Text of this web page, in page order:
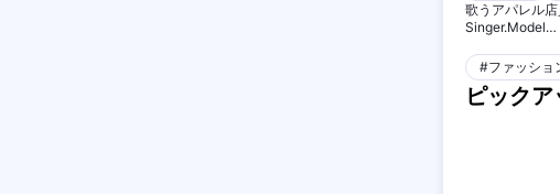
歌うアパレル店
Singer.Model
【Main activity
・カバー歌唱
・被写体活動
#ファッショ
ピック